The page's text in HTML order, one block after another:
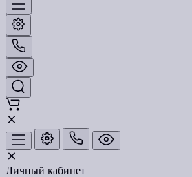
Личный кабинет